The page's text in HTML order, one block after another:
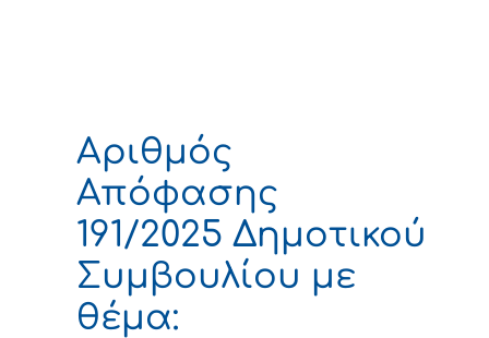
Αριθμός
Απόφασης
191/2025 Δημοτικού
Συμβουλίου με
θέμα: